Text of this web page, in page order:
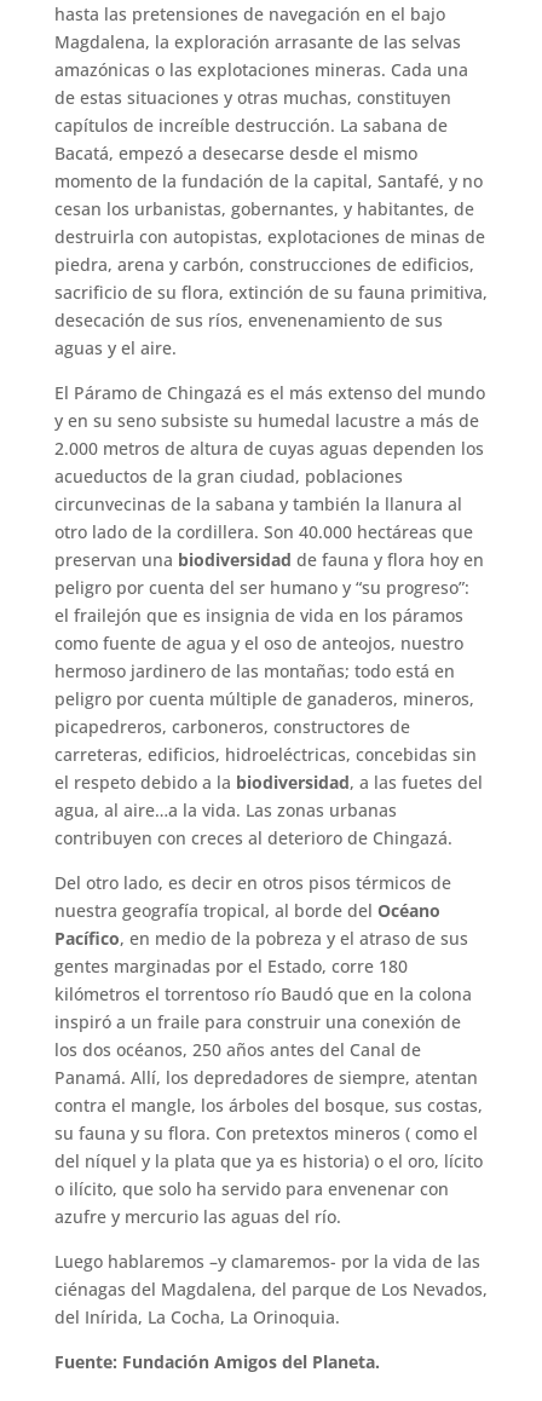
hasta las pretensiones de navegación en el bajo
Magdalena, la exploración arrasante de las selvas
amazónicas o las explotaciones mineras. Cada una
de estas situaciones y otras muchas, constituyen
capítulos de increíble destrucción. La sabana de
Bacatá, empezó a desecarse desde el mismo
momento de la fundación de la capital, Santafé, y no
cesan los urbanistas, gobernantes, y habitantes, de
destruirla con autopistas, explotaciones de minas de
piedra, arena y carbón, construcciones de edificios,
sacrificio de su flora, extinción de su fauna primitiva,
desecación de sus ríos, envenenamiento de sus
aguas y el aire.
El Páramo de Chingazá es el más extenso del mundo
y en su seno subsiste su humedal lacustre a más de
2.000 metros de altura de cuyas aguas dependen los
acueductos de la gran ciudad, poblaciones
circunvecinas de la sabana y también la llanura al
otro lado de la cordillera. Son 40.000 hectáreas que
preservan una biodiversidad de fauna y flora hoy en
peligro por cuenta del ser humano y “su progreso”:
el frailejón que es insignia de vida en los páramos
como fuente de agua y el oso de anteojos, nuestro
hermoso jardinero de las montañas; todo está en
peligro por cuenta múltiple de ganaderos, mineros,
picapedreros, carboneros, constructores de
carreteras, edificios, hidroeléctricas, concebidas sin
el respeto debido a la biodiversidad, a las fuetes del
agua, al aire…a la vida. Las zonas urbanas
contribuyen con creces al deterioro de Chingazá.
Del otro lado, es decir en otros pisos térmicos de
nuestra geografía tropical, al borde del Océano
Pacífico, en medio de la pobreza y el atraso de sus
gentes marginadas por el Estado, corre 180
kilómetros el torrentoso río Baudó que en la colona
inspiró a un fraile para construir una conexión de
los dos océanos, 250 años antes del Canal de
Panamá. Allí, los depredadores de siempre, atentan
contra el mangle, los árboles del bosque, sus costas,
su fauna y su flora. Con pretextos mineros ( como el
del níquel y la plata que ya es historia) o el oro, lícito
o ilícito, que solo ha servido para envenenar con
azufre y mercurio las aguas del río.
Luego hablaremos –y clamaremos- por la vida de las
ciénagas del Magdalena, del parque de Los Nevados,
del Inírida, La Cocha, La Orinoquia.
Fuente: Fundación Amigos del Planeta.